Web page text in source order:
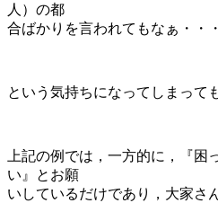
人）の都
合ばかりを言われてもなぁ・・・
という気持ちになってしまって
上記の例では，一方的に，『困
い』とお願
いしているだけであり，大家さ